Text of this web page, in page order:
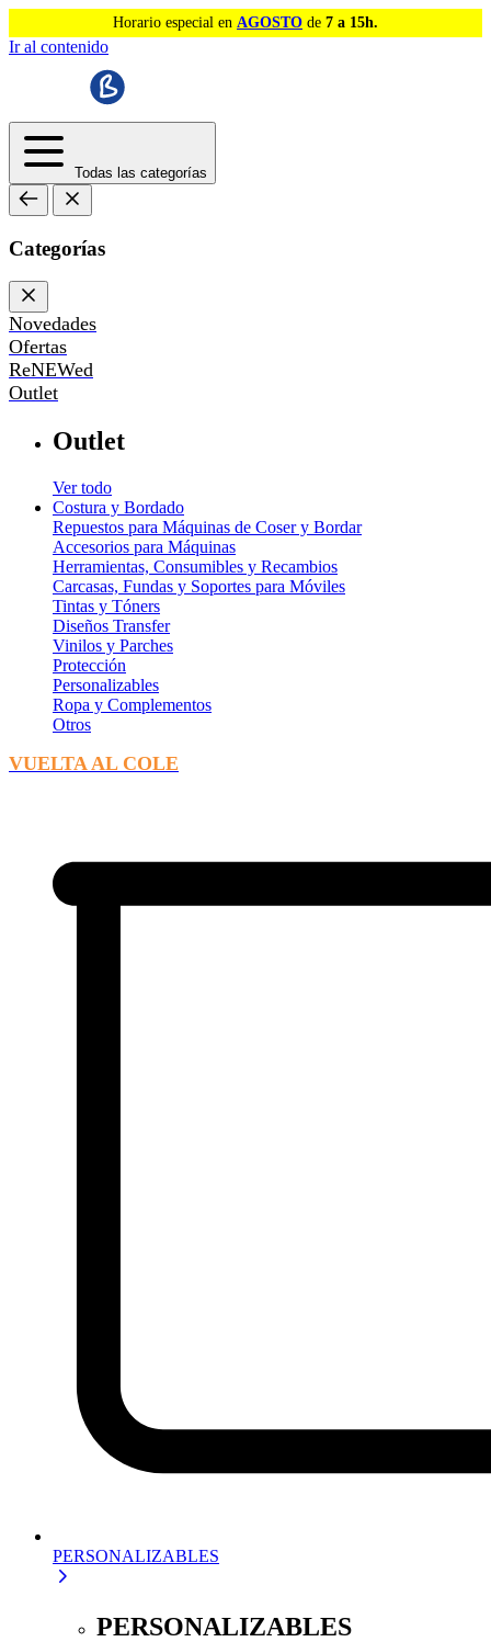
Horario especial en AGOSTO de 7 a 15h.
Ir al contenido
Todas las categorías
Categorías
Novedades
Ofertas
ReNEWed
Outlet
Outlet
Ver todo
Costura y Bordado
Repuestos para Máquinas de Coser y Bordar
Accesorios para Máquinas
Herramientas, Consumibles y Recambios
Carcasas, Fundas y Soportes para Móviles
Tintas y Tóners
Diseños Transfer
Vinilos y Parches
Protección
Personalizables
Ropa y Complementos
Otros
VUELTA AL COLE
PERSONALIZABLES
PERSONALIZABLES